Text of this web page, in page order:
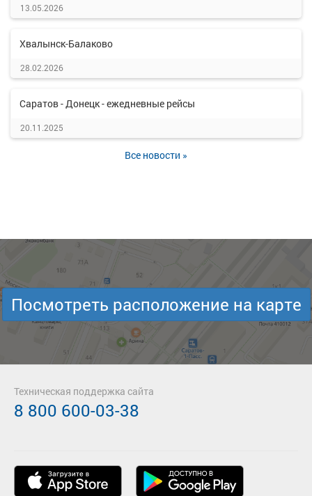
13.05.2026
Хвалынск-Балаково
28.02.2026
Саратов - Донецк - ежедневные рейсы
20.11.2025
Все новости »
Посмотреть расположение на карте
Техническая поддержка сайта
8 800 600-03-38